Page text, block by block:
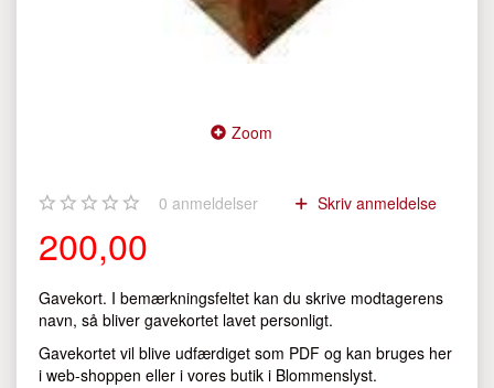
Zoom
0 anmeldelser Skriv anmeldelse
200,00
Gavekort. I bemærkningsfeltet kan du skrive modtagerens
navn, så bliver gavekortet lavet personligt.
Gavekortet vil blive udfærdiget som PDF og kan bruges her
i web-shoppen eller i vores butik i Blommenslyst.